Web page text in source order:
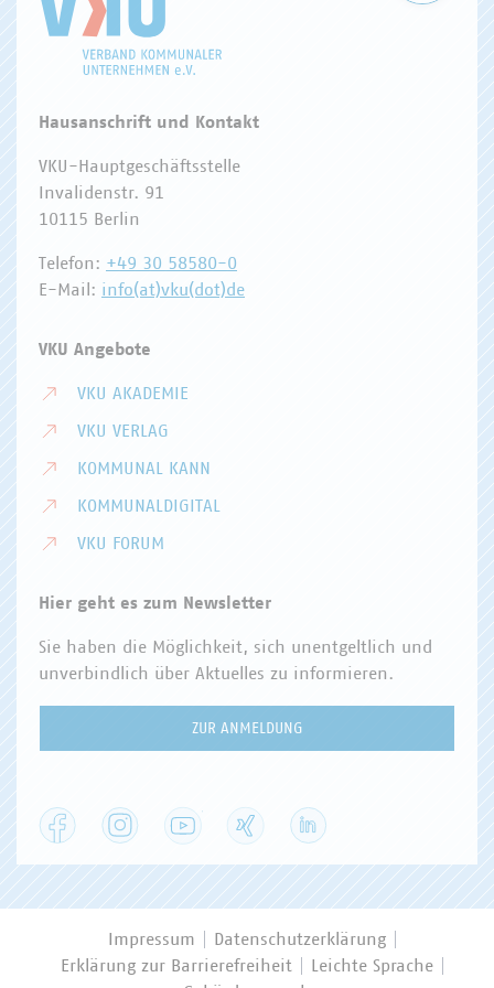
Hausanschrift und Kontakt
VKU-Hauptgeschäftsstelle
Invalidenstr. 91
10115 Berlin
Telefon: +49 30 58580-0
E-Mail: info(at)vku(dot)de
VKU Angebote
VKU AKADEMIE
VKU VERLAG
KOMMUNAL KANN
KOMMUNALDIGITAL
VKU FORUM
Hier geht es zum Newsletter
Sie haben die Möglichkeit, sich unentgeltlich und
unverbindlich über Aktuelles zu informieren.
ZUR ANMELDUNG
Facebook Instagram YouTube
Impressum
Datenschutzerklärung
Erklärung zur Barrierefreiheit
Leichte Sprache